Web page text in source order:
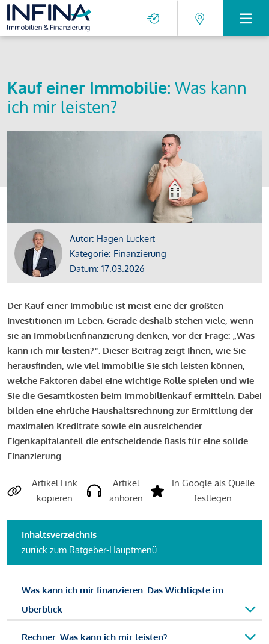
Kauf einer Immobilie: Was kann
ich mir leisten?
Autor: Hagen Luckert
Kategorie: Finanzierung
Datum: 17.03.2026
Der Kauf einer Immobilie ist meist eine der größten
Investitionen im Leben. Gerade deshalb stehen viele, wenn
sie an Immobilienfinanzierung denken, vor der Frage: „Was
kann ich mir leisten?“. Dieser Beitrag zeigt Ihnen, wie Sie
herausfinden, wie viel Immobilie Sie sich leisten können,
welche Faktoren dabei eine wichtige Rolle spielen und wie
Sie die Gesamtkosten beim Immobilienkauf ermitteln. Dabei
bilden eine ehrliche Haushaltsrechnung zur Ermittlung der
maximalen Kreditrate sowie ein ausreichender
Eigenkapitalanteil die entscheidende Basis für eine solide
Finanzierung.
Artikel Link
kopieren
Artikel
anhören
In Google als Quelle
festlegen
Inhaltsverzeichnis
zurück zum Ratgeber-Hauptmenü
Was kann ich mir finanzieren: Das Wichtigste im
Überblick
Rechner: Was kann ich mir leisten?